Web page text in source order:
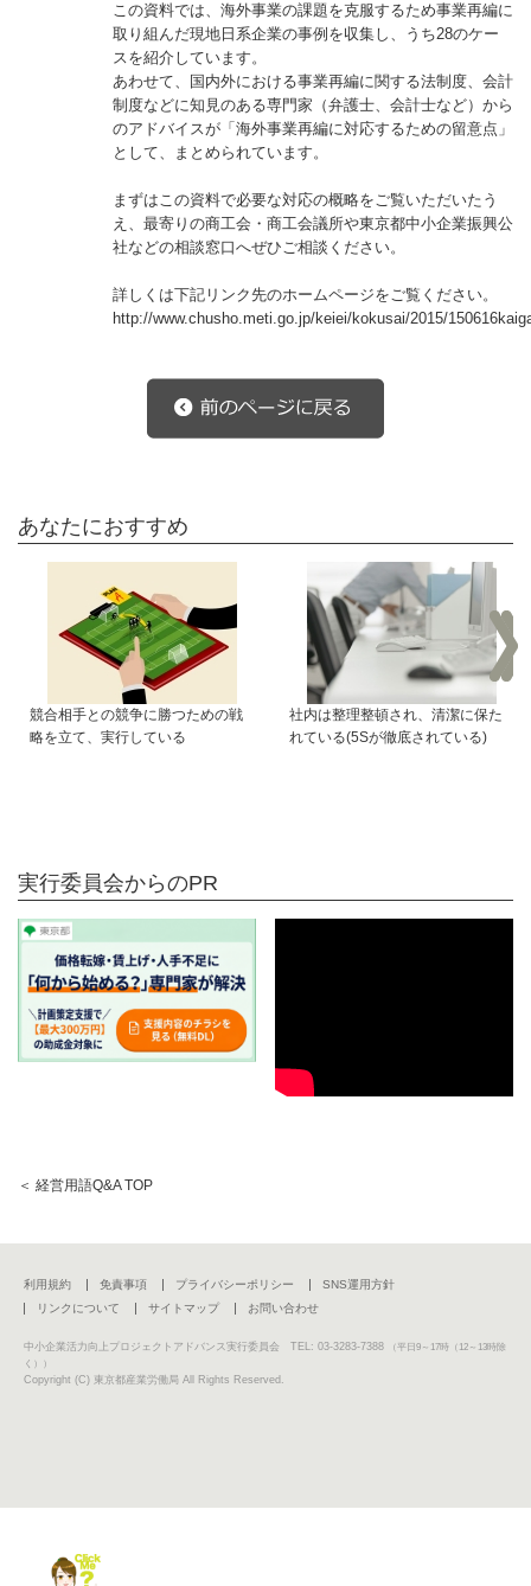
この資料では、海外事業の課題を克服するため事業再編に
取り組んだ現地日系企業の事例を収集し、うち28のケー
スを紹介しています。
あわせて、国内外における事業再編に関する法制度、会計
制度などに知見のある専門家（弁護士、会計士など）から
のアドバイスが「海外事業再編に対応するための留意点」
として、まとめられています。
まずはこの資料で必要な対応の概略をご覧いただいたう
え、最寄りの商工会・商工会議所や東京都中小企業振興公
社などの相談窓口へぜひご相談ください。
詳しくは下記リンク先のホームページをご覧ください。
http://www.chusho.meti.go.jp/keiei/kokusai/2015/
あなたにおすすめ
競合相手との競争に勝つための戦
略を立て、実行している
社内は整理整頓され、清潔に保た
れている(5Sが徹底されている)
実行委員会からのPR
＜ 経営用語Q&A TOP
利用規約 免責事項 プライバシーポリシー
SNS運用方針
リンクについて
サイトマップ お問い合わせ
中小企業活力向上プロジェクトアドバンス実行委員会 TEL: 03-3283-7388
（平日9～17時（12～13時除
く））
Copyright (C) 東京都産業労働局 All Rights Reserved.